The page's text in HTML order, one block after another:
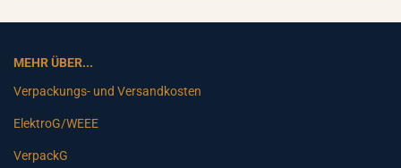
MEHR ÜBER...
Verpackungs- und Versandkosten
ElektroG/WEEE
VerpackG